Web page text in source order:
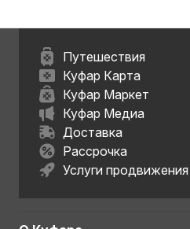
Путешествия
Куфар Карта
Куфар Маркет
Куфар Медиа
Доставка
Рассрочка
Услуги продвижения